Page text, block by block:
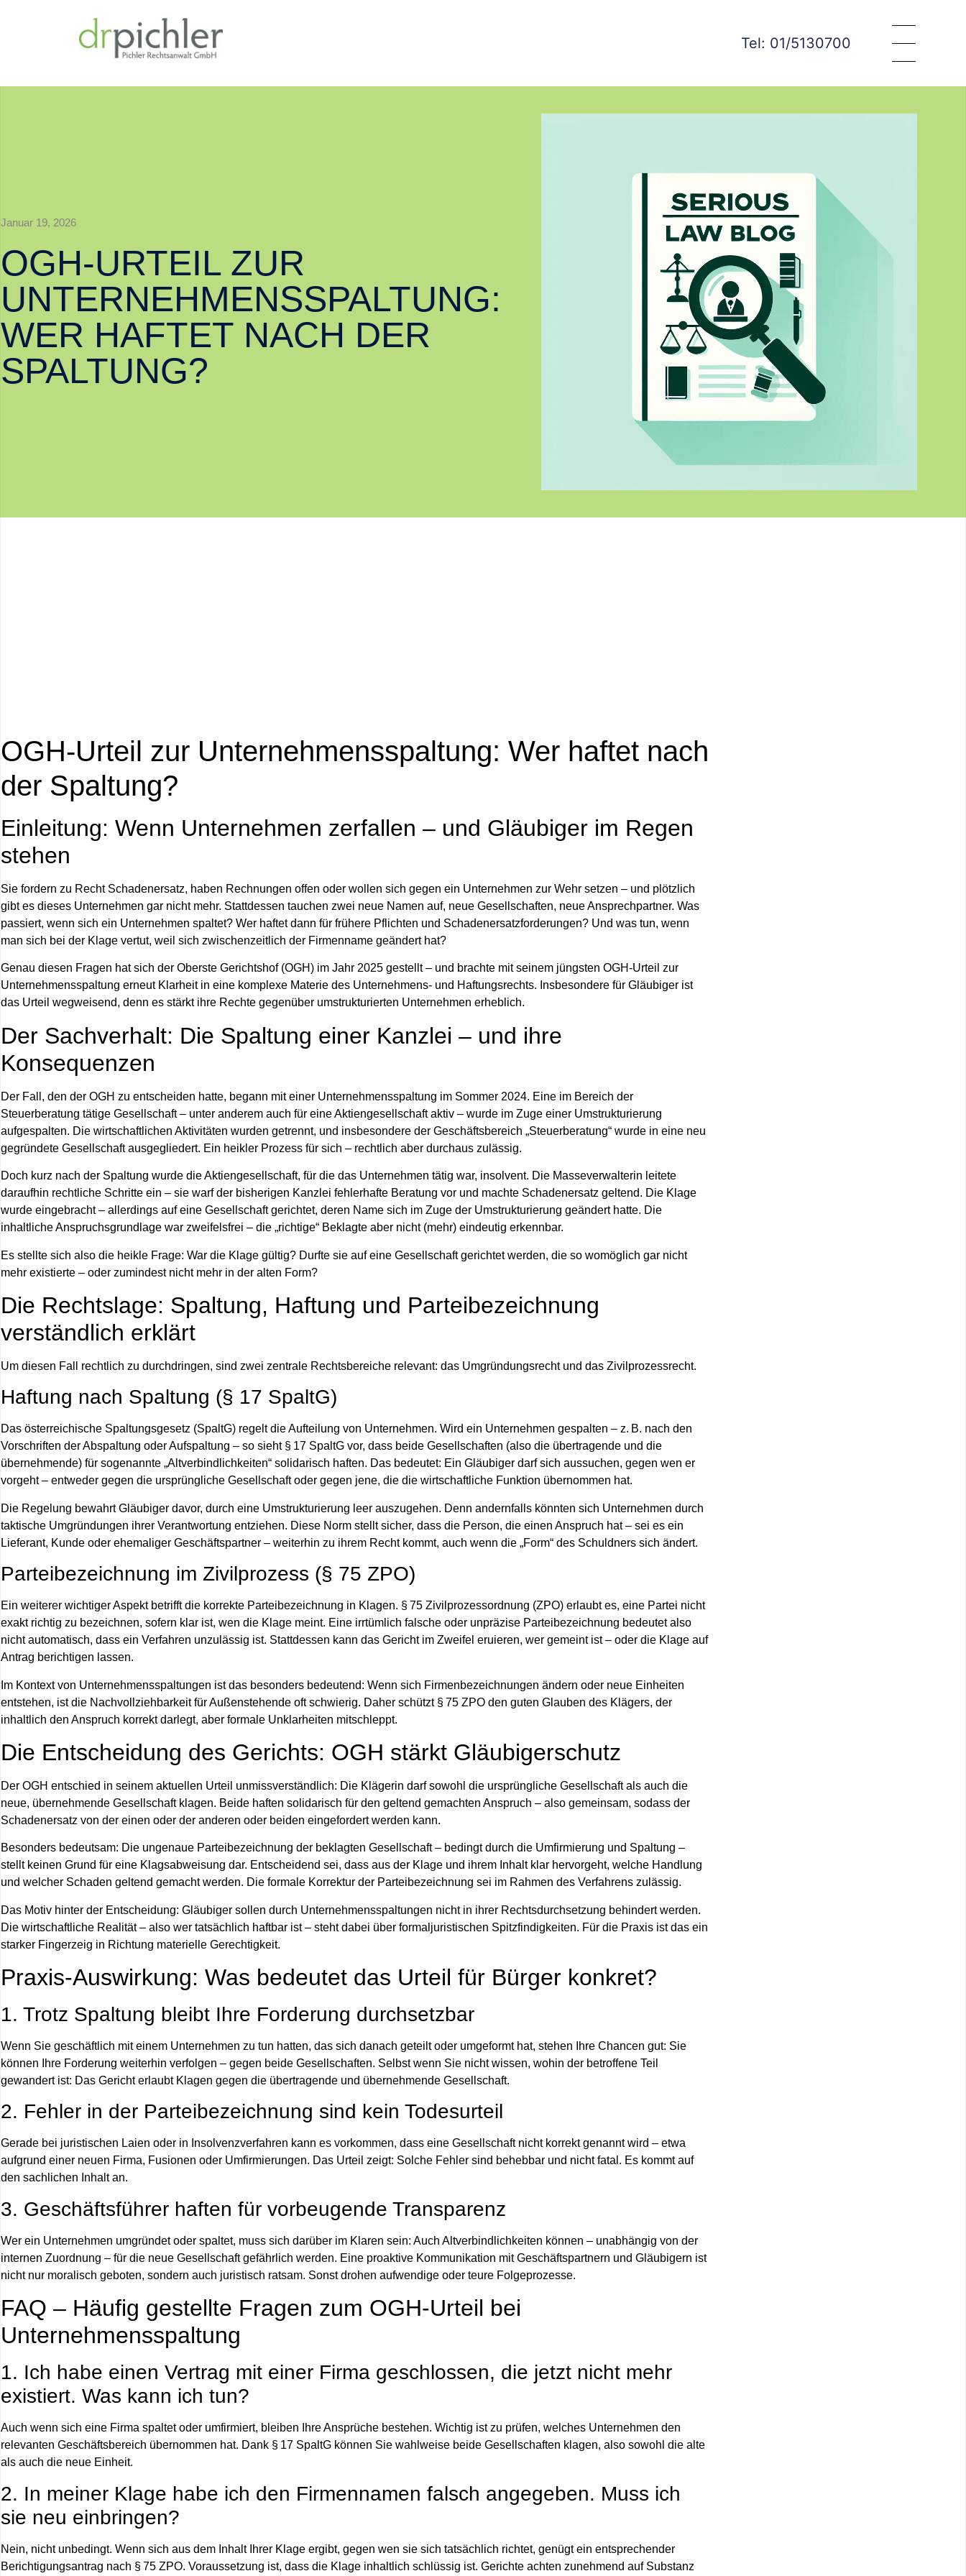
Tel: 01/5130700
Januar 19, 2026
OGH-URTEIL ZUR
UNTERNEHMENSSPALTUNG:
WER HAFTET NACH DER
SPALTUNG?
OGH-Urteil zur Unternehmensspaltung: Wer haftet nach
der Spaltung?
Einleitung: Wenn Unternehmen zerfallen – und Gläubiger im Regen
stehen
Sie fordern zu Recht Schadenersatz, haben Rechnungen offen oder wollen sich gegen ein Unternehmen zur Wehr setzen – und plötzlich
gibt es dieses Unternehmen gar nicht mehr. Stattdessen tauchen zwei neue Namen auf, neue Gesellschaften, neue Ansprechpartner. Was
passiert, wenn sich ein Unternehmen spaltet? Wer haftet dann für frühere Pflichten und Schadenersatzforderungen? Und was tun, wenn
man sich bei der Klage vertut, weil sich zwischenzeitlich der Firmenname geändert hat?
Genau diesen Fragen hat sich der Oberste Gerichtshof (OGH) im Jahr 2025 gestellt – und brachte mit seinem jüngsten OGH-Urteil zur
Unternehmensspaltung erneut Klarheit in eine komplexe Materie des Unternehmens- und Haftungsrechts. Insbesondere für Gläubiger ist
das Urteil wegweisend, denn es stärkt ihre Rechte gegenüber umstrukturierten Unternehmen erheblich.
Der Sachverhalt: Die Spaltung einer Kanzlei – und ihre
Konsequenzen
Der Fall, den der OGH zu entscheiden hatte, begann mit einer Unternehmensspaltung im Sommer 2024. Eine im Bereich der
Steuerberatung tätige Gesellschaft – unter anderem auch für eine Aktiengesellschaft aktiv – wurde im Zuge einer Umstrukturierung
aufgespalten. Die wirtschaftlichen Aktivitäten wurden getrennt, und insbesondere der Geschäftsbereich „Steuerberatung“ wurde in eine neu
gegründete Gesellschaft ausgegliedert. Ein heikler Prozess für sich – rechtlich aber durchaus zulässig.
Doch kurz nach der Spaltung wurde die Aktiengesellschaft, für die das Unternehmen tätig war, insolvent. Die Masseverwalterin leitete
daraufhin rechtliche Schritte ein – sie warf der bisherigen Kanzlei fehlerhafte Beratung vor und machte Schadenersatz geltend. Die Klage
wurde eingebracht – allerdings auf eine Gesellschaft gerichtet, deren Name sich im Zuge der Umstrukturierung geändert hatte. Die
inhaltliche Anspruchsgrundlage war zweifelsfrei – die „richtige“ Beklagte aber nicht (mehr) eindeutig erkennbar.
Es stellte sich also die heikle Frage: War die Klage gültig? Durfte sie auf eine Gesellschaft gerichtet werden, die so womöglich gar nicht
mehr existierte – oder zumindest nicht mehr in der alten Form?
Die Rechtslage: Spaltung, Haftung und Parteibezeichnung
verständlich erklärt
Um diesen Fall rechtlich zu durchdringen, sind zwei zentrale Rechtsbereiche relevant: das Umgründungsrechtund das Zivilprozessrecht.
Haftung nach Spaltung (§ 17 SpaltG)
Das österreichische Spaltungsgesetz (SpaltG) regelt die Aufteilung von Unternehmen. Wird ein Unternehmen gespalten – z. B. nach den
Vorschriften der Abspaltung oder Aufspaltung – so sieht § 17 SpaltG vor, dass beide Gesellschaften (also die übertragende und die
übernehmende) für sogenannte „Altverbindlichkeiten“ solidarisch haften. Das bedeutet: Ein Gläubiger darf sich aussuchen, gegen wen er
vorgeht – entweder gegen die ursprüngliche Gesellschaft oder gegen jene, die die wirtschaftliche Funktion übernommen hat.
Die Regelung bewahrt Gläubiger davor, durch eine Umstrukturierung leer auszugehen. Denn andernfalls könnten sich Unternehmen durch
taktische Umgründungen ihrer Verantwortung entziehen. Diese Norm stellt sicher, dass die Person, die einen Anspruch hat – sei es ein
Lieferant, Kunde oder ehemaliger Geschäftspartner – weiterhin zu ihrem Recht kommt, auch wenn die „Form“ des Schuldners sich ändert.
Parteibezeichnung im Zivilprozess (§ 75 ZPO)
Ein weiterer wichtiger Aspekt betrifft die korrekte Parteibezeichnung in Klagen. § 75 Zivilprozessordnung (ZPO) erlaubt es, eine Partei nicht
exakt richtig zu bezeichnen, sofern klar ist, wen die Klage meint. Eine irrtümlich falsche oder unpräzise Parteibezeichnung bedeutet also
nicht automatisch, dass ein Verfahren unzulässig ist. Stattdessen kann das Gericht im Zweifel eruieren, wer gemeint ist – oder die Klage auf
Antrag berichtigen lassen.
Im Kontext von Unternehmensspaltungen ist das besonders bedeutend: Wenn sich Firmenbezeichnungen ändern oder neue Einheiten
entstehen, ist die Nachvollziehbarkeit für Außenstehende oft schwierig. Daher schützt § 75 ZPO den guten Glauben des Klägers, der
inhaltlich den Anspruch korrekt darlegt, aber formale Unklarheiten mitschleppt.
Die Entscheidung des Gerichts: OGH stärkt Gläubigerschutz
Der OGH entschied in seinem aktuellen Urteil unmissverständlich: Die Klägerin darfsowohl die ursprüngliche Gesellschaft als auch die
neue, übernehmende Gesellschaft klagen. Beide haften solidarisch für den geltend gemachten Anspruch – also gemeinsam, sodass der
Schadenersatz von der einen oder der anderen oder beiden eingefordert werden kann.
Besonders bedeutsam: Die ungenaue Parteibezeichnung der beklagten Gesellschaft – bedingt durch die Umfirmierung und Spaltung –
stellt keinen Grund für eine Klagsabweisung dar. Entscheidend sei, dass aus der Klage und ihrem Inhalt klar hervorgeht, welche Handlung
und welcher Schaden geltend gemacht werden. Die formale Korrektur der Parteibezeichnung sei im Rahmen des Verfahrens zulässig.
Das Motiv hinter der Entscheidung: Gläubiger sollen durch Unternehmensspaltungen nicht in ihrer Rechtsdurchsetzung behindert werden.
Die wirtschaftliche Realität – also wer tatsächlich haftbar ist – steht dabei über formaljuristischen Spitzfindigkeiten. Für die Praxis ist das ein
starker Fingerzeig in Richtung materielle Gerechtigkeit.
Praxis-Auswirkung: Was bedeutet das Urteil für Bürger konkret?
1. Trotz Spaltung bleibt Ihre Forderung durchsetzbar
Wenn Sie geschäftlich mit einem Unternehmen zu tun hatten, das sich danach geteilt oder umgeformt hat, stehen Ihre Chancen gut: Sie
können Ihre Forderung weiterhin verfolgen – gegen beide Gesellschaften. Selbst wenn Sie nicht wissen, wohin der betroffene Teil
gewandert ist: Das Gericht erlaubt Klagen gegen die übertragende und übernehmende Gesellschaft.
2. Fehler in der Parteibezeichnung sind kein Todesurteil
Gerade bei juristischen Laien oder in Insolvenzverfahren kann es vorkommen, dass eine Gesellschaft nicht korrekt genannt wird – etwa
aufgrund einer neuen Firma, Fusionen oder Umfirmierungen. Das Urteil zeigt: Solche Fehler sind behebbar und nicht fatal . Es kommt auf
den sachlichen Inhalt an.
3. Geschäftsführer haften für vorbeugende Transparenz
Wer ein Unternehmen umgründet oder spaltet, muss sich darüber im Klaren sein: Auch Altverbindlichkeiten können – unabhängig von der
internen Zuordnung – für die neue Gesellschaft gefährlich werden. Eine proaktive Kommunikation mit Geschäftspartnern und Gläubigern ist
nicht nur moralisch geboten, sondern auch juristisch ratsam. Sonst drohen aufwendige oder teure Folgeprozesse.
FAQ – Häufig gestellte Fragen zum OGH-Urteil bei
Unternehmensspaltung
1. Ich habe einen Vertrag mit einer Firma geschlossen, die jetzt nicht mehr
existiert. Was kann ich tun?
Auch wenn sich eine Firma spaltet oder umfirmiert, bleiben Ihre Ansprüche bestehen. Wichtig ist zu prüfen, welches Unternehmen den
relevanten Geschäftsbereich übernommen hat. Dank § 17 SpaltG können Sie wahlweise beide Gesellschaften klagen, also sowohl die alte
als auch die neue Einheit.
2. In meiner Klage habe ich den Firmennamen falsch angegeben. Muss ich
sie neu einbringen?
Nein, nicht unbedingt. Wenn sich aus dem Inhalt Ihrer Klage ergibt, gegen wen sie sich tatsächlich richtet, genügt ein entsprechender
Berichtigungsantrag nach § 75 ZPO. Voraussetzung ist, dass die Klage inhaltlich schlüssig ist. Gerichte achten zunehmend auf Substanz